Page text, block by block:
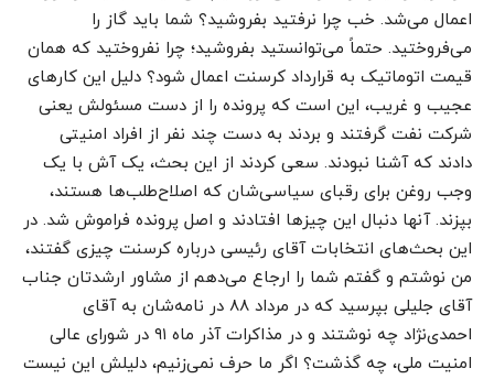
اعمال می‌شد. خب چرا نرفتید بفروشید؟ شما باید گاز را
می‌فروختید. حتماً می‌توانستید بفروشید؛ چرا نفروختید که همان
قیمت اتوماتیک به قرارداد کرسنت اعمال شود؟ دلیل این کارهای
عجیب و غریب، این است که پرونده را از دست مسئولش یعنی
شرکت نفت گرفتند و بردند به دست چند نفر از افراد امنیتی
دادند که آشنا نبودند. سعی کردند از این بحث، یک‌‌ آش با یک
وجب روغن برای رقبای سیاسی‌شان که اصلاح‌طلب‌ها هستند،
بپزند. آنها دنبال این چیزها افتادند و اصل پرونده فراموش شد. در
این بحث‌های انتخابات آقای رئیسی درباره کرسنت چیزی گفتند،
من نوشتم و گفتم شما را ارجاع می‌دهم از مشاور ارشدتان جناب
آقای جلیلی بپرسید که در مرداد ۸۸ در نامه‌شان به آقای
احمدی‌نژاد چه نوشتند و در مذاکرات آذر ماه ۹۱ در شورای عالی
امنیت ملی، چه گذشت؟ اگر ما حرف نمی‌زنیم، دلیلش این نیست